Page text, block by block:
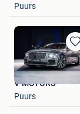
Puurs
in
Mijn
V-MOTORS
Puurs